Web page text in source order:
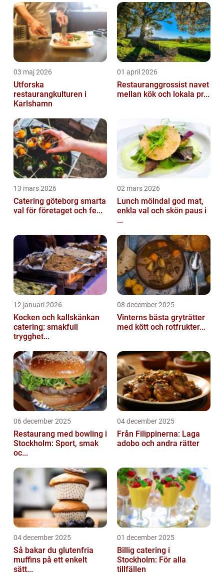
03 maj 2026
Utforska
restaurangkulturen i
Karlshamn
01 april 2026
Restauranggrossist navet
mellan kök och lokala pr...
13 mars 2026
Catering göteborg smarta
val för företaget och fe...
02 mars 2026
Lunch mölndal god mat,
enkla val och skön paus i
...
12 januari 2026
Kocken och kallskänkan
catering: smakfull
trygghet...
08 december 2025
Vinterns bästa gryträtter
med kött och rotfrukter...
06 december 2025
Restaurang med bowling i
Stockholm: Sport, smak
oc...
04 december 2025
Från Filippinerna: Laga
adobo och andra rätter
04 december 2025
Så bakar du glutenfria
muffins på ett enkelt
sätt...
01 december 2025
Billig catering i
Stockholm: För alla
tillfällen